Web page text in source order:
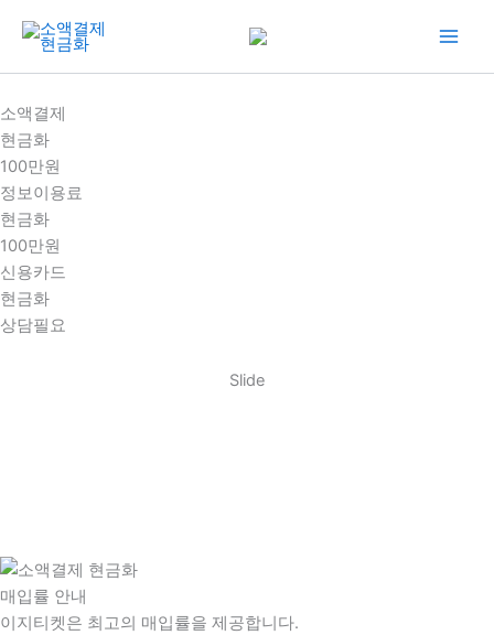
건
너
뛰
기
소액결제
현금화
100만원
정보이용료
현금화
100만원
신용카드
현금화
상담필요
Slide
매입률 안내
이지티켓은 최고의 매입률을 제공합니다.